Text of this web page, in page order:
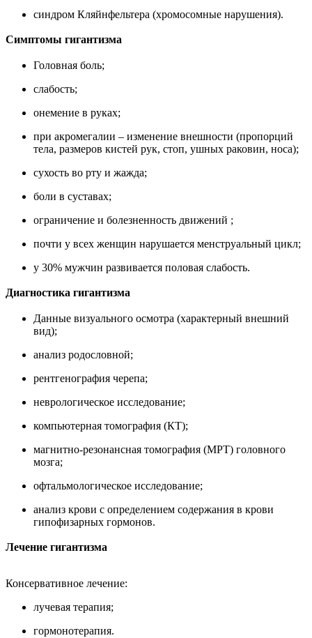
синдром Кляйнфельтера (хромосомные нарушения).
Симптомы гигантизма
Головная боль;
слабость;
онемение в руках;
при акромегалии – изменение внешности (пропорций
тела, размеров кистей рук, стоп, ушных раковин, носа);
сухость во рту и жажда;
боли в суставах;
ограничение и болезненность движений ;
почти у всех женщин нарушается менструальный цикл;
у 30% мужчин развивается половая слабость.
Диагностика гигантизма
Данные визуального осмотра (характерный внешний
вид);
анализ родословной;
рентгенография черепа;
неврологическое исследование;
компьютерная томография (КТ);
магнитно-резонансная томография (МРТ) головного
мозга;
офтальмологическое исследование;
анализ крови с определением содержания в крови
гипофизарных гормонов.
Лечение гигантизма
Консервативное лечение:
лучевая терапия;
гормонотерапия.